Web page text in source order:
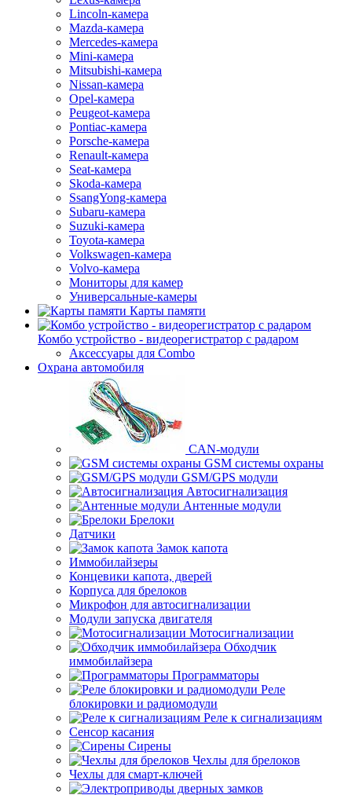
Lincoln-камера
Mazda-камера
Mercedes-камера
Mini-камера
Mitsubishi-камера
Nissan-камера
Opel-камера
Peugeot-камера
Pontiac-камера
Porsche-камера
Renault-камера
Seat-камера
Skoda-камера
SsangYong-камера
Subaru-камера
Suzuki-камера
Toyota-камера
Volkswagen-камера
Volvo-камера
Мониторы для камер
Универсальные-камеры
Карты памяти
Комбо устройство - видеорегистратор с радаром
Аксессуары для Combo
Охрана автомобиля
CAN-модули
GSM системы охраны
GSM/GPS модули
Автосигнализация
Антенные модули
Брелоки
Датчики
Замок капота
Иммобилайзеры
Концевики капота, дверей
Корпуса для брелоков
Микрофон для автосигнализации
Модули запуска двигателя
Мотосигнализации
Обходчик
иммобилайзера
Программаторы
Реле
блокировки и радиомодули
Реле к сигнализациям
Сенсор касания
Сирены
Чехлы для брелоков
Чехлы для смарт-ключей